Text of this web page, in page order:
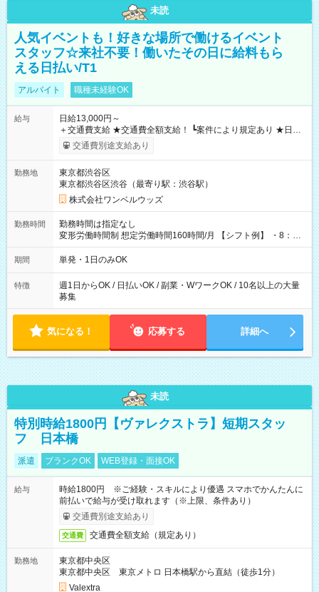
未読
人気イベントも！好きな場所で働けるイベント
スタッフ☆来社不要！働いたその日に給料もら
える日払い/T1
アルバイト 職種未経験OK
給与
日給13,000円～
＋交通費支給 ★交通費全額支給！ ┗案件により規定あり ★日払
いOK！（規定あり） ┗働いたその日に現金GET♪ お仕事後はコ
ンビニATMから 日払い分を引き落とせます！ 【試用期間】試
交通費別途支給あり
勤務地
東京都渋谷区
東京都渋谷区渋谷（最寄り駅：渋谷駅）
株式会社ワンベルウッズ
勤務時間
勤務時間は指定なし
変形労働時間制 想定労働時間160時間/月 【シフト例】 ・8：00
～21：00
期間 単発・1日のみOK
特徴
週1日からOK / 日払いOK / 副業・WワークOK / 10名以上の大量
募集
気になる！ 応募する 詳細へ
未読
特別時給1800円【ヴァレクストラ】短期スタッ
フ 日本橋
派遣 ブランクOK WEB登録・面接OK
給与
時給1800円 ※ご経験・スキルにより優遇 スマホでかんたんに
前払いで給与が受け取れます（※上限、条件あり）
交通費別途支給あり
交通費 交通費全額支給（規定あり）
勤務地
東京都中央区
東京都中央区 東京メトロ 日本橋駅から直結（徒歩1分）
Valextra